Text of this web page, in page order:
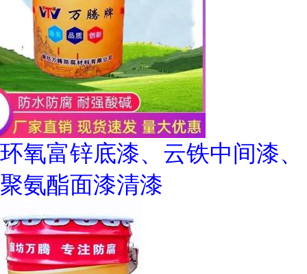
环氧富锌底漆、云铁中间漆、
聚氨酯面漆清漆